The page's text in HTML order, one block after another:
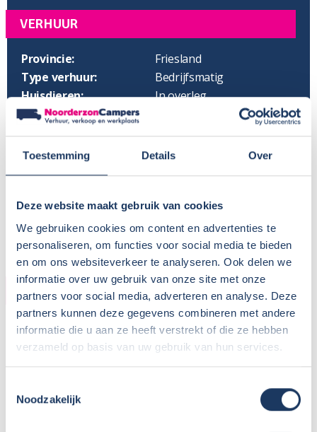
Toestemming Details Over
Deze website maakt gebruik van cookies
We gebruiken cookies om content en advertenties te
personaliseren, om functies voor social media te bieden
en om ons websiteverkeer te analyseren. Ook delen we
informatie over uw gebruik van onze site met onze
partners voor social media, adverteren en analyse. Deze
partners kunnen deze gegevens combineren met andere
informatie die u aan ze heeft verstrekt of die ze hebben
verzameld op basis van uw gebruik van hun services.
Noodzakelijk
VERHUUR
Provincie:
Friesland
Type verhuur:
Bedrijfsmatig
Huisdieren:
In overleg
Voor meer informatie, zieCamper huren met hond
BTW aftrekbaar?:
Wisseldag:
Woensdag
Plaatsnaam:
Wolvega
Parkeren eigen auto:
Op terrein verhuurder
CAMPER
Bouwjaar:
2023
Onderstel:
Citroen Jumper
Gewicht leeg: